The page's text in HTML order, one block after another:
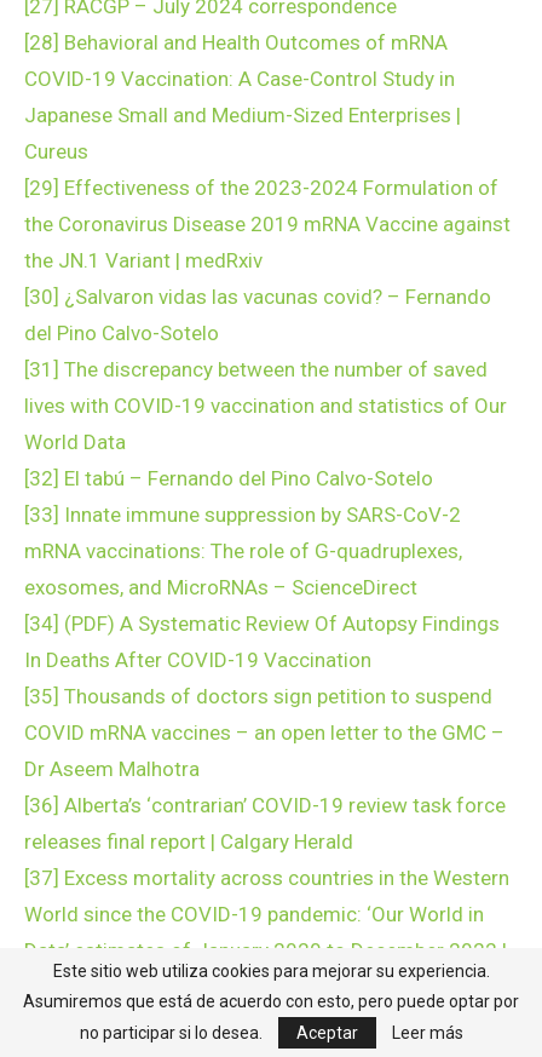
[27] RACGP – July 2024 correspondence
[28] Behavioral and Health Outcomes of mRNA
COVID-19 Vaccination: A Case-Control Study in
Japanese Small and Medium-Sized Enterprises |
Cureus
[29] Effectiveness of the 2023-2024 Formulation of
the Coronavirus Disease 2019 mRNA Vaccine against
the JN.1 Variant | medRxiv
[30] ¿Salvaron vidas las vacunas covid? – Fernando
del Pino Calvo-Sotelo
[31] The discrepancy between the number of saved
lives with COVID-19 vaccination and statistics of Our
World Data
[32] El tabú – Fernando del Pino Calvo-Sotelo
[33] Innate immune suppression by SARS-CoV-2
mRNA vaccinations: The role of G-quadruplexes,
exosomes, and MicroRNAs – ScienceDirect
[34] (PDF) A Systematic Review Of Autopsy Findings
In Deaths After COVID-19 Vaccination
[35] Thousands of doctors sign petition to suspend
COVID mRNA vaccines – an open letter to the GMC –
Dr Aseem Malhotra
[36] Alberta’s ‘contrarian’ COVID-19 review task force
releases final report | Calgary Herald
[37] Excess mortality across countries in the Western
World since the COVID-19 pandemic: ‘Our World in
Data’ estimates of January 2020 to December 2022 |
Trust in Doctors and Hospitals Plummets ⋆
Este sitio web utiliza cookies para mejorar su experiencia.
Asumiremos que está de acuerdo con esto, pero puede optar por
no participar si lo desea.
Aceptar Leer más